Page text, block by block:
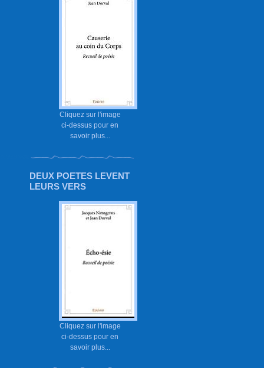
Cliquez sur l'image
ci-dessus pour en
savoir plus...
DEUX POETES LEVENT
LEURS VERS
Cliquez sur l'image
ci-dessus pour en
savoir plus...